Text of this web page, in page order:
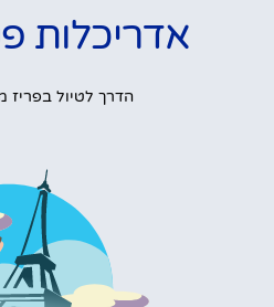
אדריכלות
הדרך לטיול בפריז